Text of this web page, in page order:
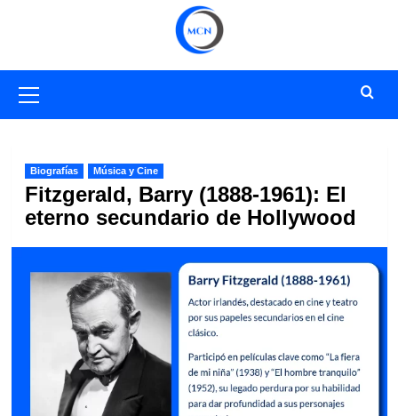
primario
Biografías Música y Cine
Fitzgerald, Barry (1888-1961): El
eterno secundario de Hollywood